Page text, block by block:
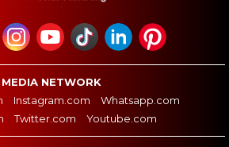
MEDIA NETWORK
Instagram.com
Whatsapp.com
Twitter.com Youtube.com